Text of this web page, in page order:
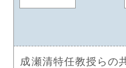
成瀬清特任教授らの